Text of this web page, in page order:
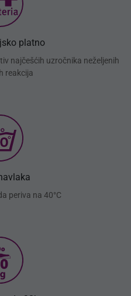
platno
najčešćih uzročnika neželjenih
reakcija
periva na 40°C